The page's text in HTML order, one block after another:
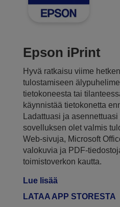
Epson iPrint
Hyvä ratkaisu viime
tulostamiseen
tietokoneesta tai
käynnistää tietokonetta
Ladattuasi ja
sovelluksen olet valmis
Web-sivuja, Microsoft
valokuvia ja PDF-
toimistoverkon kautta.
Lue lisää
LATAA APP STORESTA